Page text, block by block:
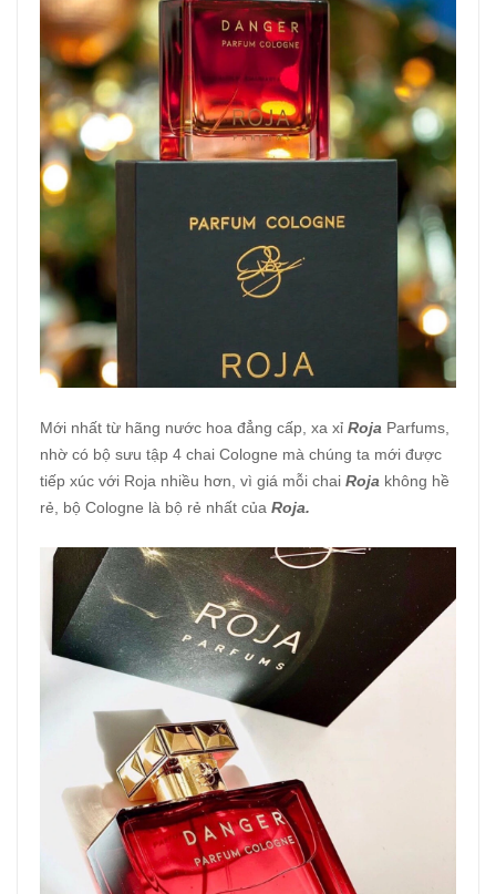
Mới nhất từ hãng nước hoa đẳng cấp, xa xỉ Roja Parfums,
nhờ có bộ sưu tập 4 chai Cologne mà chúng ta mới được
tiếp xúc với Roja nhiều hơn, vì giá mỗi chai Roja không hề
rẻ, bộ Cologne là bộ rẻ nhất của Roja.